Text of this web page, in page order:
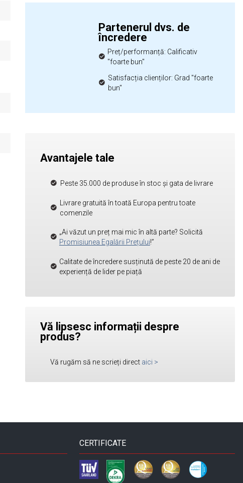
Partenerul dvs. de
încredere
Preț/performanță: Calificativ
"foarte bun"
Satisfacția clienților: Grad "foarte
bun"
Avantajele tale
Peste 35.000 de produse în stoc și gata de livrare
Livrare gratuită în toată Europa pentru toate
comenzile
„Ai văzut un preț mai mic în altă parte? Solicită
Promisiunea Egalării Prețului!”
Calitate de încredere susținută de peste 20 de ani de
experiență de lider pe piață
Vă lipsesc informații despre
produs?
Vă rugăm să ne scrieți direct aici >
CERTIFICATE